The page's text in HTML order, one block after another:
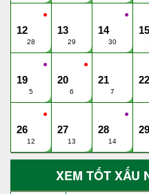
●
12
28
13
29
●
14
30
15
●
19
5
●
20
6
21
7
22
●
26
12
27
13
●
28
14
29
XEM TỐT XẤU